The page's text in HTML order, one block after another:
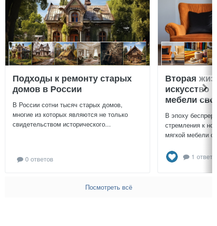
Подходы к ремонту старых
домов в России
В России сотни тысяч старых домов,
многие из которых являются не только
свидетельством исторического...
0 ответов
Вторая
искусство
мебели
В эпоху
стремления к
мягкой мебели
1 ответ
Посмотреть всё